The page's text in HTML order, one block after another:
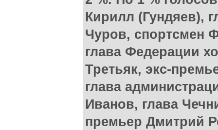
Кирилл (Гундяев),
Чуров, спортсмен
глава Федерации
Третьяк, экс-
глава
Иванов, глава
премьер Дмитрий